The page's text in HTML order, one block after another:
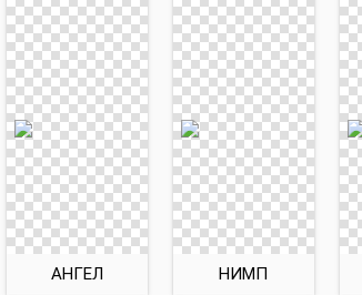
АНГЕЛ НИМП